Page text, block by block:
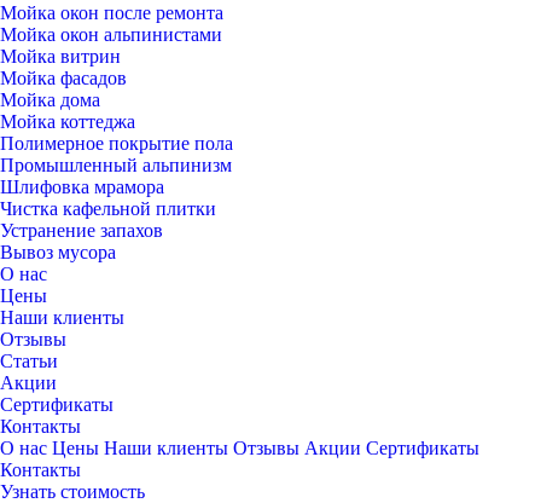
Мойка окон после ремонта
Мойка окон альпинистами
Мойка витрин
Мойка фасадов
Мойка дома
Мойка коттеджа
Полимерное покрытие пола
Промышленный альпинизм
Шлифовка мрамора
Чистка кафельной плитки
Устранение запахов
Вывоз мусора
О нас
Цены
Наши клиенты
Отзывы
Статьи
Акции
Сертификаты
Контакты
О нас Цены Наши клиенты Отзывы Акции Сертификаты
Контакты
Узнать стоимость